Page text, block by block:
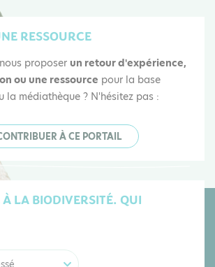
RESSOURCE
proposer un retour d'expérience,
ou une ressource pour la base
la médiathèque ? N'hésitez pas :
À CE PORTAIL
LA BIODIVERSITÉ. QUI